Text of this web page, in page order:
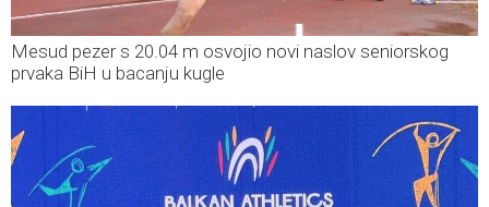
Mesud pezer s 20.04 m osvojio novi naslov seniorskog
prvaka BiH u bacanju kugle